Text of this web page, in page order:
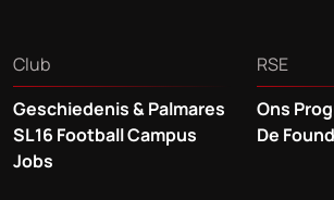
Club
Geschiedenis & Palmares
SL16 Football Campus
Jobs
RSE
Ons
De